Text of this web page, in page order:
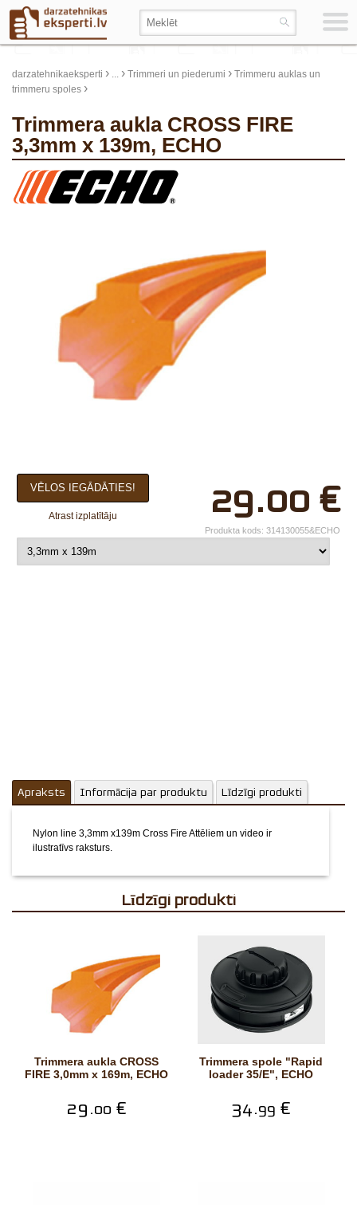
darzatehnikaeksperti › ... › Trimmeri un piederumi › Trimmeru auklas un
trimmeru spoles ›
Trimmera aukla CROSS FIRE
3,3mm x 139m, ECHO
×
Jūsu vārds*
Uzņēmuma
nosaukums.
29.00 €
VĒLOS IEGĀDĀTIES!
Atrast izplatītāju
Produkta kods: 314130055&ECHO
Apraksts Informācija par produktu Līdzīgi produkti
Nylon line 3,3mm x139m Cross Fire Attēliem un video ir
ilustratīvs raksturs.
Līdzīgi produkti
Trimmera aukla CROSS
FIRE 3,0mm x 169m, ECHO
29.00 €
Trimmera spole "Rapid
loader 35/E", ECHO
34.99 €